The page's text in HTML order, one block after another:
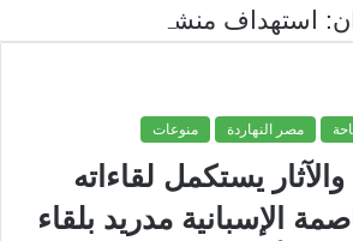
مصر النهاردة منوعات
يستكمل لقاءاته
الإسبانية مدريد بلقاء